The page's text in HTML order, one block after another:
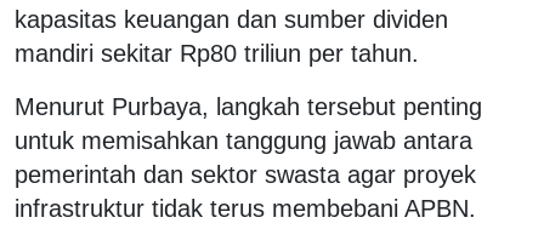
kapasitas keuangan dan sumber dividen
mandiri sekitar Rp80 triliun per tahun.
Menurut Purbaya, langkah tersebut penting
untuk memisahkan tanggung jawab antara
pemerintah dan sektor swasta agar proyek
infrastruktur tidak terus membebani APBN.